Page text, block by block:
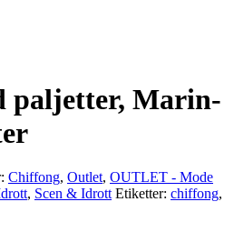
paljetter, Marin-
Chiffong, Outlet, OUTLET - Mode
, Scen & Idrott Etiketter: chiffong,